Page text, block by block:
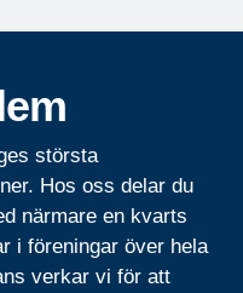
största
Hos oss delar du
närmare en kvarts
i föreningar över hela
verkar vi för att